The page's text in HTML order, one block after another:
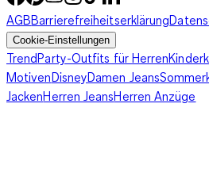
AGBBarrierefreiheitserklärung
Cookie-Einstellungen
TrendParty-Outfits für Herren
MotivenDisneyDamen Jeans
JackenHerren JeansHerren Anzüge